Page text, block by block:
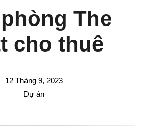
The
cho thuê
12 Tháng 9, 2023
Dự án